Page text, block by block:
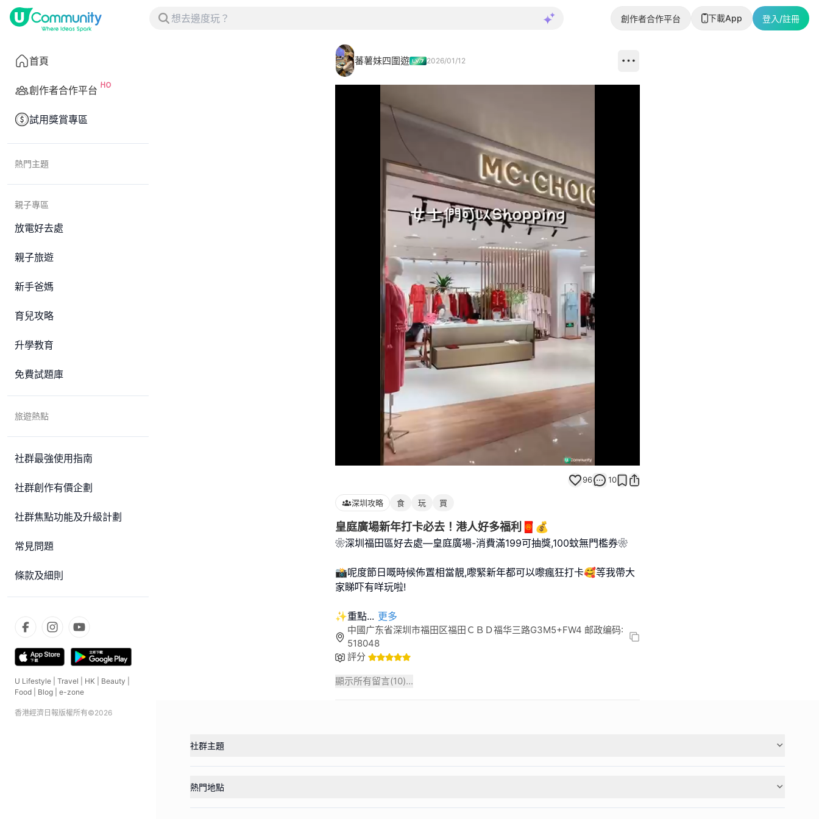
創作者合作平台 下載App 登入/註冊
首頁
創作者合作平台
試用獎賞專區
熱門主題
親子專區
放電好去處
親子旅遊
新手爸媽
育兒攻略
升學教育
免費試題庫
旅遊熱點
社群最強使用指南
社群創作有價企劃
社群焦點功能及升級計劃
常見問題
條款及細則
U Lifestyle Travel HK Beauty
Food
Blog e-zone
香港經濟日報版權所有©2026
蕃薯妹四圍遊 2026/01/12
100.00%
96 10
深圳攻略 食 玩 買
皇庭廣場新年打卡必去！港人好多福利🧧💰
❀深圳福田區好去處—皇庭廣場-消費滿199可抽獎,100蚊無門檻券❀
📸呢度節日嘅時候佈置相當靚,嚟緊新年都可以嚟瘋狂打卡🥰等我帶大
家睇吓有咩玩啦!
✨重點... 更多
中國广东省深圳市福田区福田ＣＢＤ福华三路G3M5+FW4 邮政编码:
518048
評分
顯示所有留言(10)...
社群主題
熱門地點